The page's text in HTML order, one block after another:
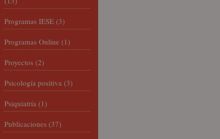
Programas IESE (3)
Programas Online (1)
Proyectos (2)
Psicología positiva (3)
Psiquiatría (1)
Publicaciones (37)